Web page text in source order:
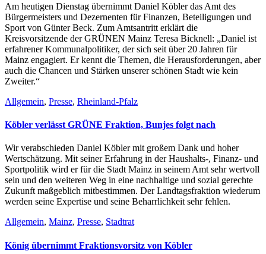
Am heutigen Dienstag übernimmt Daniel Köbler das Amt des
Bürgermeisters und Dezernenten für Finanzen, Beteiligungen und
Sport von Günter Beck. Zum Amtsantritt erklärt die
Kreisvorsitzende der GRÜNEN Mainz Teresa Bicknell: „Daniel ist
erfahrener Kommunalpolitiker, der sich seit über 20 Jahren für
Mainz engagiert. Er kennt die Themen, die Herausforderungen, aber
auch die Chancen und Stärken unserer schönen Stadt wie kein
Zweiter.“
Allgemein, Presse, Rheinland-Pfalz
Köbler verlässt GRÜNE Fraktion, Bunjes folgt nach
Wir verabschieden Daniel Köbler mit großem Dank und hoher
Wertschätzung. Mit seiner Erfahrung in der Haushalts-, Finanz- und
Sportpolitik wird er für die Stadt Mainz in seinem Amt sehr wertvoll
sein und den weiteren Weg in eine nachhaltige und sozial gerechte
Zukunft maßgeblich mitbestimmen. Der Landtagsfraktion wiederum
werden seine Expertise und seine Beharrlichkeit sehr fehlen.
Allgemein, Mainz, Presse, Stadtrat
König übernimmt Fraktionsvorsitz von Köbler